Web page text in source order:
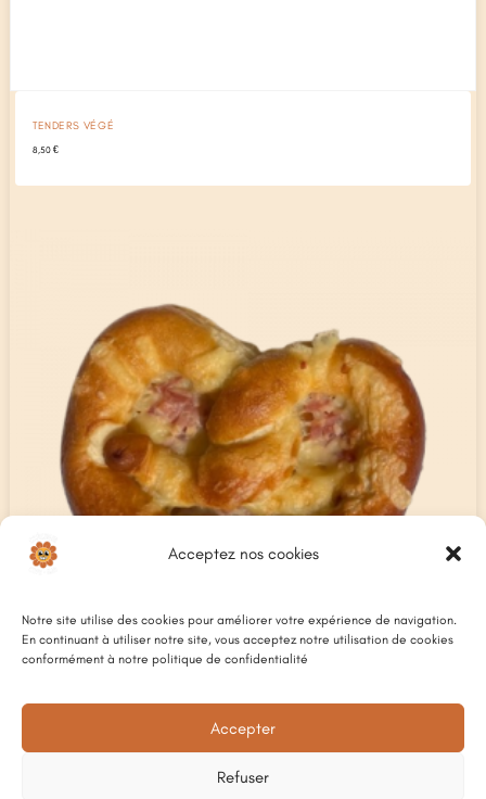
Acceptez nos cookies
Notre site utilise des cookies pour améliorer votre expérience de navigation.
En continuant à utiliser notre site, vous acceptez notre utilisation de cookies
conformément à notre politique de confidentialité
Accepter
Refuser
TENDERS VÉGÉ
8,50 €
5€